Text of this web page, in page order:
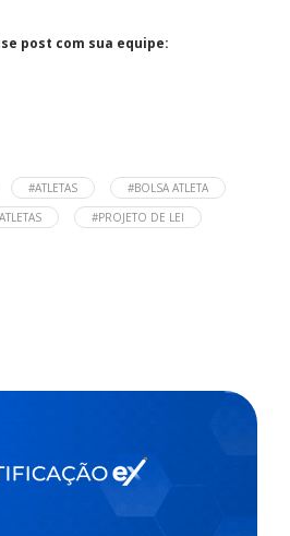
post com sua equipe:
#ATLETAS
#BOLSA ATLETA
#PROJETO DE LEI